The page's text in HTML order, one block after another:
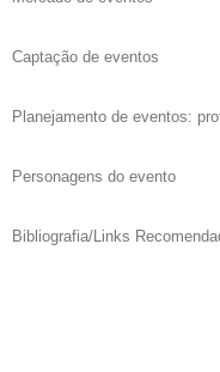
Captação de eventos
Planejamento de eventos:
Personagens do evento
Bibliografia/Links